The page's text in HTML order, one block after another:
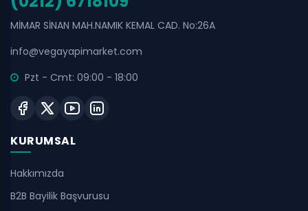
MİMAR SİNAN MAH.NAMIK KEMAL CAD. No:26A
info@vegayapimarket.com
Pzt - Cmt: 09:00 - 18:00
KURUMSAL
Hakkımızda
B2B Bayilik Başvurusu